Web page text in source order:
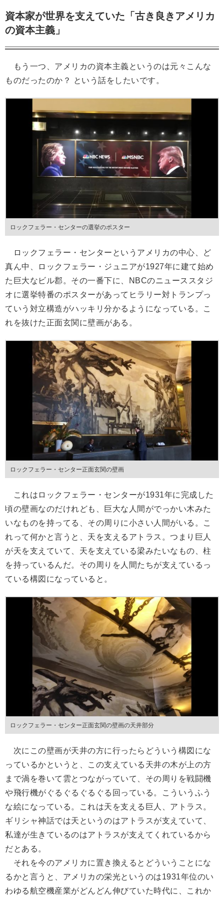
資本家が世界を支えていた「古き良きアメリカ
の資本主義」
もう一つ、アメリカの資本主義というのは元々こんな
ものだったのか？ という話をしたいです。
ロックフェラー・センターの選挙のポスター
ロックフェラー・センターというアメリカの中心、ど
真ん中、ロックフェラー・ジュニアが1927年に建て始め
た巨大なビル郡。その一番下に、NBCのニューススタジ
オに選挙特番のポスターがあってヒラリー対トランプっ
ていう対立構造がハッキリ分かるようになっている。こ
れを抜けた正面玄関に壁画がある。
ロックフェラー・センター正面玄関の壁画
これはロックフェラー・センターが1931年に完成した
頃の壁画なのだけれども、巨大な人間がでっかい木みた
いなものを持ってる、その周りに小さい人間がいる。こ
れって何かと言うと、天を支えるアトラス。つまり巨人
が天を支えていて、天を支えている梁みたいなもの、柱
を持っているんだ。その周りを人間たちが支えているっ
ている構図になっていると。
ロックフェラー・センター正面玄関の壁画の天井部分
次にこの壁画が天井の方に行ったらどういう構図にな
っているかというと、この支えている天井の木が上の方
まで渦を巻いて雲とつながっていて、その周りを戦闘機
や飛行機がぐるぐるぐるぐる回っている。こういうふう
な絵になっている。これは天を支える巨人、アトラス。
ギリシャ神話では天というのはアトラスが支えていて、
私達が生きているのはアトラスが支えてくれているから
だとある。
それを今のアメリカに置き換えるとどういうことにな
るかと言うと、アメリカの栄光というのは1931年位のい
わゆる航空機産業がどんどん伸びていた時代に、これか